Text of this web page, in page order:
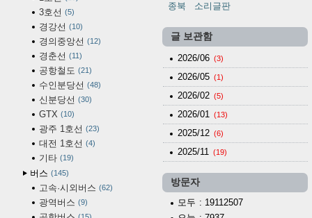
3호선 5
경강선 10
경의중앙선 12
경춘선 11
공항철도 21
수인분당선 48
신분당선 30
GTX 10
광주 1호선 23
대전 1호선 4
기타 19
버스 145
고속·시외버스 62
광역버스 9
종북
소리글판
글 보관함
2026/06 (3)
2026/05 (1)
2026/02 (5)
2026/01 (13)
2025/12 (6)
2025/11 (19)
방문자
모두 : 19112507